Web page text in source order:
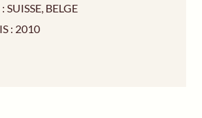
BELGE
: 2010